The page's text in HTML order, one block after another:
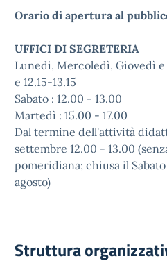
Orario di apertura al
UFFICI DI SEGRETERIA
Lunedi, Mercoledì, Giovedì
e 12.15-13.15
Sabato : 12.00 - 13.00
Martedì : 15.00 - 17.00
Dal termine dell'attività
settembre 12.00 - 13.00
pomeridiana; chiusa il
agosto)
Struttura